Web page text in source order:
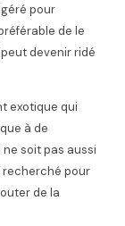
pour
de le
devenir ridé
exotique qui
à de
soit pas aussi
recherché pour
de la